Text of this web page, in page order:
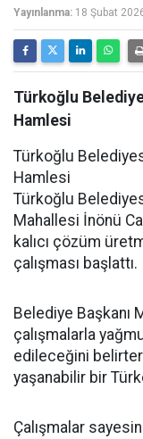
Yayınlanma: 18 Şubat
Türkoğlu
Hamlesi
Türkoğlu
Hamlesi
Türkoğlu
Mahallesi İnönü
kalıcı çözüm
çalışması başlattı.
Belediye Başkanı
çalışmalarla
edileceğini
yaşanabilir bir
Çalışmalar